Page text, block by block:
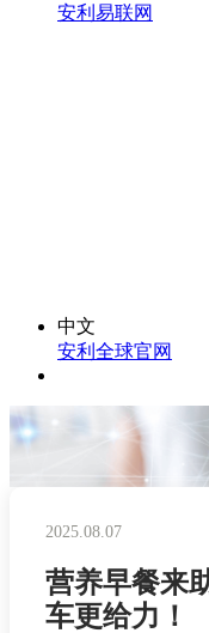
安利易联网
中文
安利全球官网
2025.08.07
营养早餐来
车更给力！